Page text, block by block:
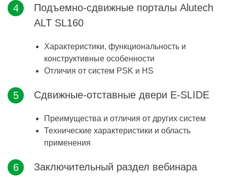
Подъемно-сдвижные порталы Alutech
ALT SL160
Характеристики, функциональность и
конструктивные особенности
Отличия от систем PSK и HS
Сдвижные-отставные двери E-SLIDE
Преимущества и отличия от других систем
Технические характеристики и область
применения
Заключительный раздел вебинара